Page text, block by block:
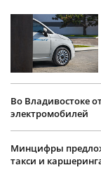
Во Владивостоке
электромобилей
Минцифры
такси и